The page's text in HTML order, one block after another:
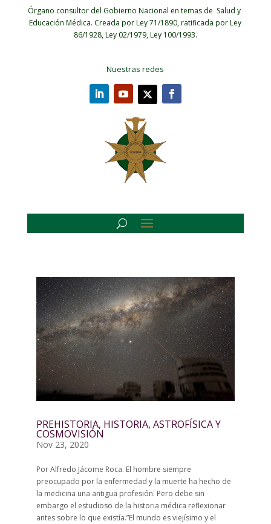
Órgano consultor del Gobierno Nacional en temas de Salud y
Educación Médica. Creada por Ley 71/1890, ratificada por Ley
86/1928, Ley 02/1979, Ley 100/1993.
Nuestras redes
PREHISTORIA, HISTORIA, ASTROFÍSICA Y
COSMOVISIÓN
Nov 23, 2020
Por Alfredo Jácome Roca. El hombre siempre
preocupado por la enfermedad y la muerte ha hecho de
la medicina una antigua profesión. Pero debe sin
embargo el estudioso de la historia médica reflexionar
antes sobre lo que existía.”El mundo es viejísimo y el